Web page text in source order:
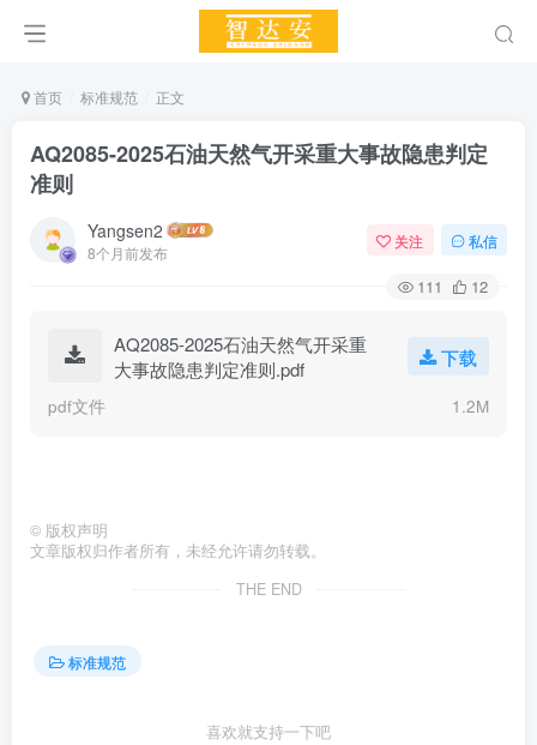
首页 标准规范 正文
AQ2085-2025石油天然气开采重大事故隐患判定
准则
Yangsen2
8个月前发布
关注 私信
111 12
AQ2085-2025石油天然气开采重
大事故隐患判定准则.pdf
下载
pdf文件 1.2M
© 版权声明
文章版权归作者所有，未经允许请勿转载。
THE END
标准规范
喜欢就支持一下吧